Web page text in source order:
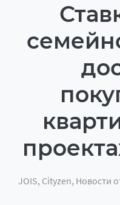
JOIS, Cityzen, Новости